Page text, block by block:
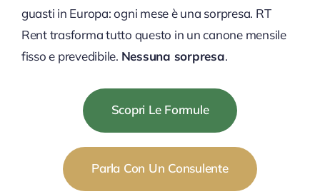
guasti in Europa: ogni mese è una sorpresa. RT
Rent trasforma tutto questo in un canone mensile
fisso e prevedibile. Nessuna sorpresa.
Scopri Le Formule
Parla Con Un Consulente